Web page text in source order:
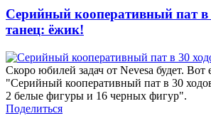
Серийный кооперативный пат в
танец: ёжик!
Скоро юбилей задач от Nevesa будет. Вот
"Серийный кооперативный пат в 30
2 белые фигуры и 16 черных фигур".
Поделиться